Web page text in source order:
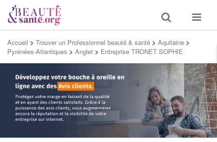
Toggle
search
Toggle
Accueil > Trouver un Professionnel beauté & santé > Aquitaine >
Pyrénées-Atlantiques > Anglet > Entreprise TRONET SOPHIE